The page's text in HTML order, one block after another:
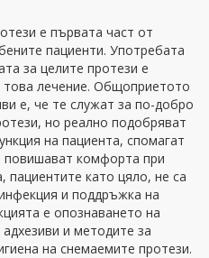
е първата част от
пациенти. Употребата
за целите протези е
лечение. Общоприетото
е, че те служат за по-добро
но реално подобряват
на пациента, спомагат
повишават комфорта при
пациентите като цяло, не са
и поддръжка на
е опознаването на
и методите за
на снемаемите протези.